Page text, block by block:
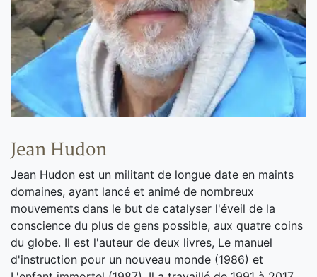
Jean Hudon
Jean Hudon est un militant de longue date en maints
domaines, ayant lancé et animé de nombreux
mouvements dans le but de catalyser l'éveil de la
conscience du plus de gens possible, aux quatre coins
du globe. Il est l'auteur de deux livres, Le manuel
d'instruction pour un nouveau monde (1986) et